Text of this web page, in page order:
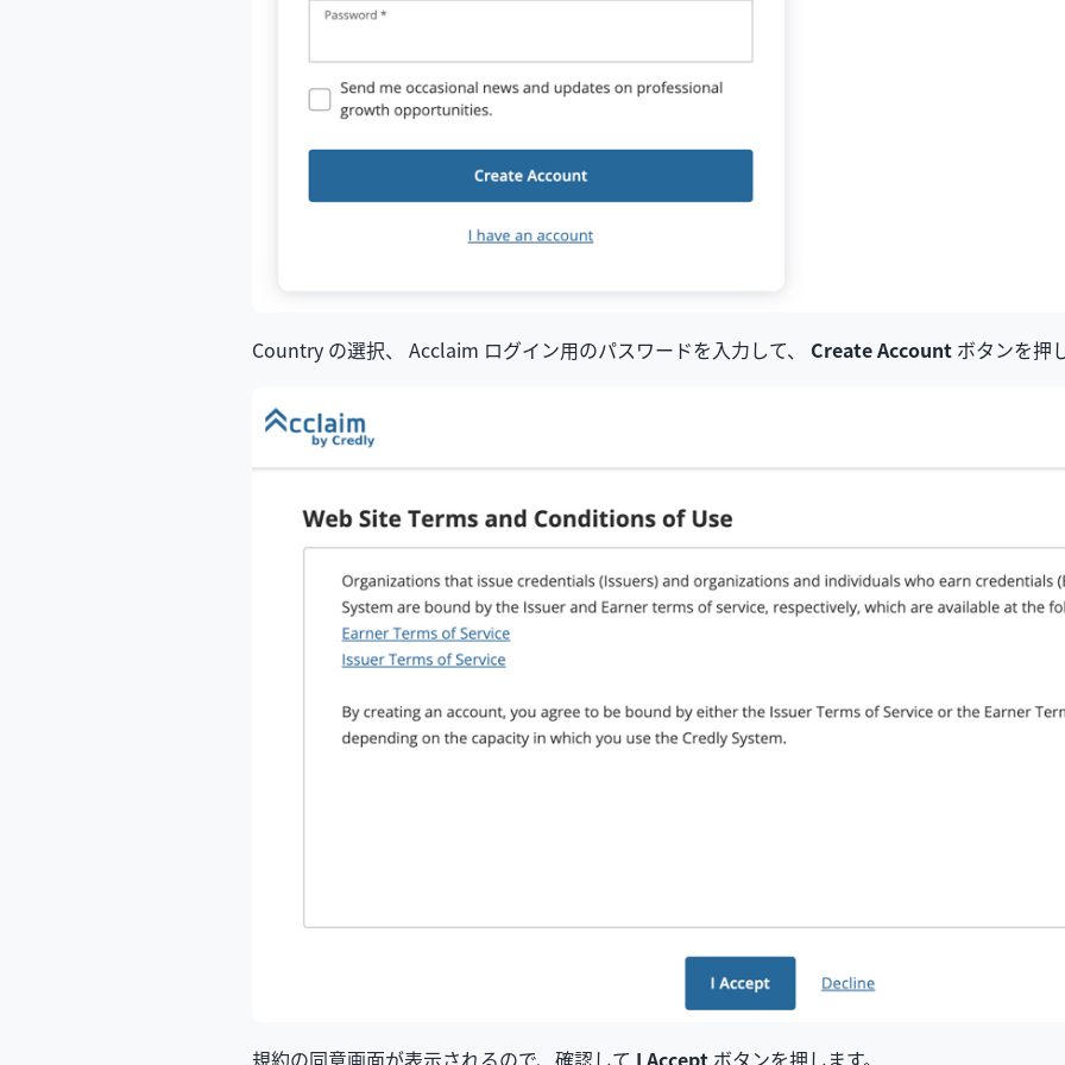
Country の選択、 Acclaim ログイン用のパスワードを入力して、 Create Account ボタンを押
規約の同意画面が表示されるので、確認して I Accept ボタンを押します。